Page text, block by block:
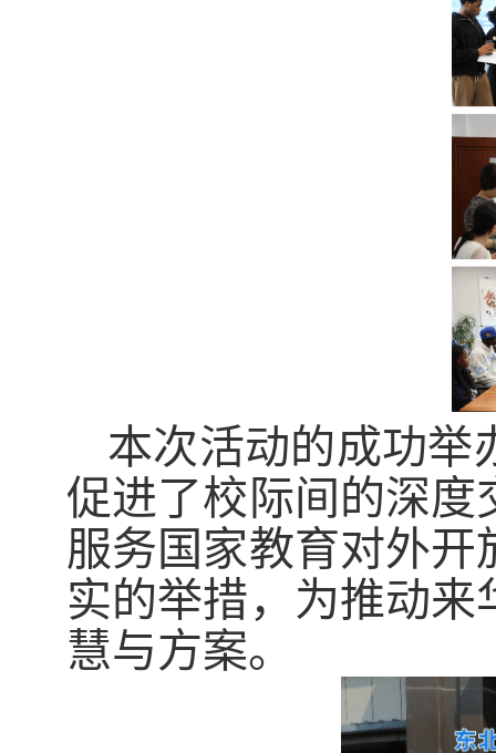
本次活动的成功举
促进了校际间的深
服务国家教育对外
实的举措，为推动
慧与方案。